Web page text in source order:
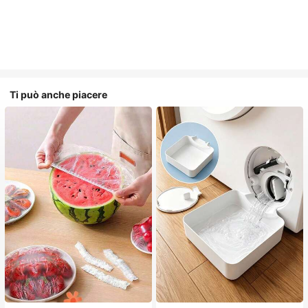
Ti può anche piacere